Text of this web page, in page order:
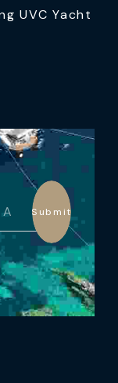
UVC Yacht
Submit